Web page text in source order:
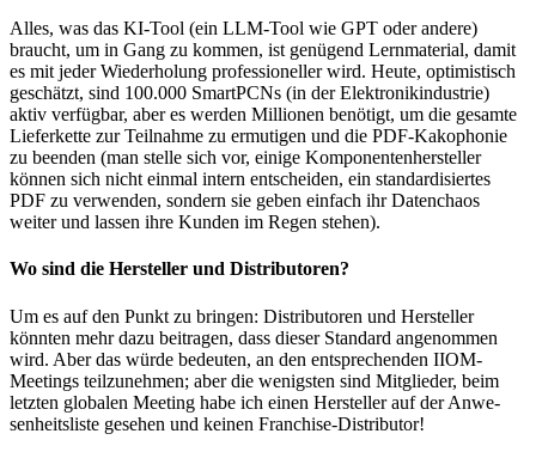
Alles, was das KI-Tool (ein LLM-Tool wie GPT oder andere)
braucht, um in Gang zu kommen, ist ge­nü­gend Lern­ma­terial, damit
es mit jeder Wie­der­holung pro­fes­sio­neller wird. Heute, opti­mis­tisch
geschätzt, sind 100.000 SmartPCNs (in der Elek­tro­nik­in­dustrie)
aktiv ver­füg­bar, aber es werden Mil­lio­nen benötigt, um die ge­samte
Liefer­kette zur Teil­nahme zu er­mu­tigen und die PDF-Kako­phonie
zu be­enden (man stelle sich vor, einige Kom­po­nen­ten­her­steller
können sich nicht einmal intern ent­scheiden, ein stan­dar­di­siertes
PDF zu verwenden, sondern sie geben einfach ihr Daten­chaos
weiter und lassen ihre Kunden im Regen stehen).
Wo sind die Hersteller und Distributoren?
Um es auf den Punkt zu bringen: Distributoren und Hersteller
könnten mehr dazu bei­tragen, dass dieser Stan­dard an­ge­nom­men
wird. Aber das würde bedeuten, an den ent­spre­chenden IIOM-
Meetings teil­zu­nehmen; aber die we­nig­sten sind Mit­glieder, beim
letzten glo­balen Meeting habe ich einen Her­stel­ler auf der An­we­
senheits­liste gesehen und keinen Fran­chise-Distributor!